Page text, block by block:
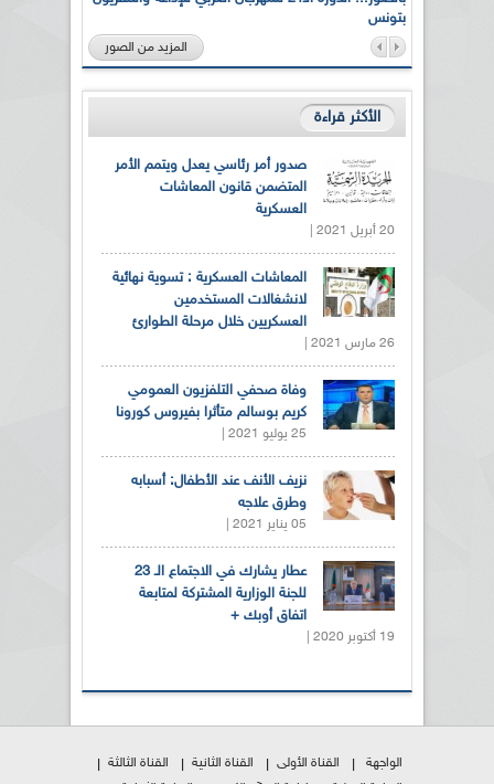
بتونس
المزيد من الصور
الأكثر قراءة
صدور أمر رئاسي يعدل ويتمم الأمر
المتضمن قانون المعاشات
العسكرية
20 أبريل 2021 |
المعاشات العسكرية : تسوية نهائية
لانشغالات المستخدمين
العسكريين خلال مرحلة الطوارئ
26 مارس 2021 |
وفاة صحفي التلفزيون العمومي
كريم بوسالم متأثرا بفيروس كورونا
25 يوليو 2021 |
نزيف الأنف عند الأطفال: أسبابه
وطرق علاجه
05 يناير 2021 |
عطار يشارك في الاجتماع الـ 23
للجنة الوزارية المشتركة لمتابعة
اتفاق أوبك +
19 أكتوبر 2020 |
الواجهة القناة الأولى القناة الثانية
القناة الثالثة